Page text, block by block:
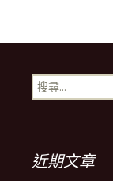
導
航
列
搜
尋
近期文章